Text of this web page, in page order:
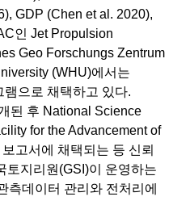
GDP (Chen et al. 2020),
인 Jet Propulsion
Geo Forschungs Zentrum
(WHU)에서는
으로 채택하고 있다.
된 후 National Science
for the Advancement of
고서에 채택되는 등 신뢰
토지리원(GSI)이 운영하는
측데이터 관리와 전처리에